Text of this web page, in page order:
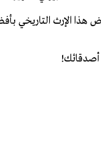
هذا الإرث التاريخي